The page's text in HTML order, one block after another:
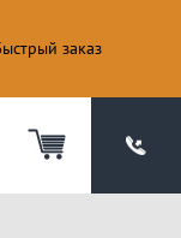
заказ